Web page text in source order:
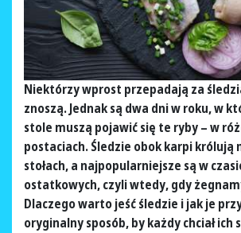
Niektórzy wprost przepadają za
znoszą. Jednak są dwa dni w roku, w
stole muszą pojawić się te ryby – w
postaciach. Śledzie obok karpi królują
stołach, a najpopularniejsze są w
ostatkowych, czyli wtedy, gdy
Dlaczego warto jeść śledzie i jak je
oryginalny sposób, by każdy chciał ich